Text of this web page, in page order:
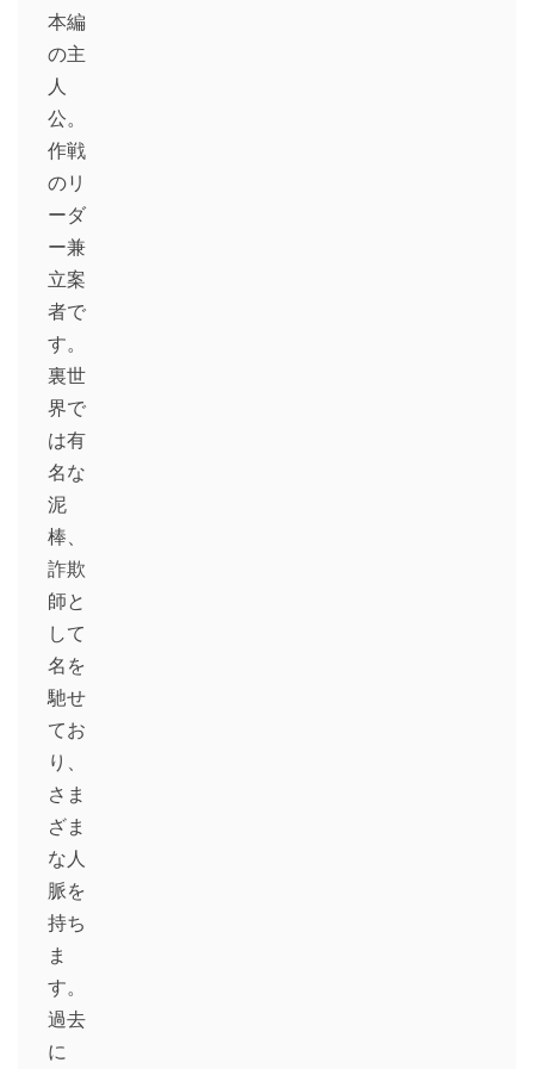
本編
の主
人
公。
作戦
のリ
ーダ
ー兼
立案
者で
す。
裏世
界で
は有
名な
泥
棒、
詐欺
師と
して
名を
馳せ
てお
り、
さま
ざま
な人
脈を
持ち
ま
す。
過去
に